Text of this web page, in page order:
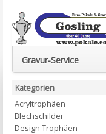
Euro-Pokale &
Gravur-Service
Kategorien
Acryltrophäen
Blechschilder
Design Trophäen